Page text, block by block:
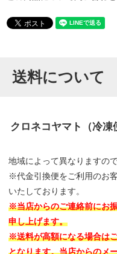
送料について
クロネコヤマト（冷凍
地域によって異なりますの
※代金引換便をご利用のお
いたしております。
※当店からのご連絡前にお
申し上げます。
※送料が高額になる場合は
となります。当店からのメ